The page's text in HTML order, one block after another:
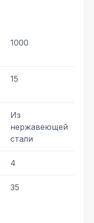
1000
15
Из
нержавеющей
стали
4
35